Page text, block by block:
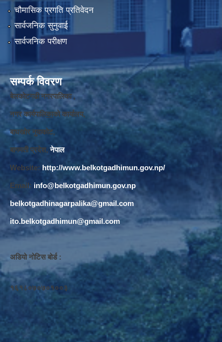
चौमासिक प्रगति प्रतिवेदन
सार्वजनिक सुनुवाई
सार्वजनिक परीक्षण
सम्पर्क विवरण
बेलकोटगढी नगरपालिका ,
नगर कार्यपालिकाको कार्यालय,
बाघखोर नुवाकोट,
बागमती प्रदेश, नेपाल
Website: http://www.belkotgadhimun.gov.np/
Email: info@belkotgadhimun.gov.np
belkotgadhinagarpalika@gmail.com
ito.belkotgadhimun@gmail.com
अडियो नोटिस बोर्ड :
१६१८०७०७०१००३